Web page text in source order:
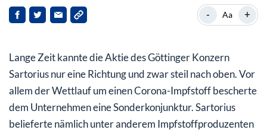
Sartorius – Spezialist für die Pharma- und Laborbranche
Sartorius mit Milliardenübernahme
Mögliche Kapitalerhöhung drückt auf die Stimmung der
Anleger
- Aa +
Lange Zeit kannte die Aktie des Göttinger Konzern
Sartorius nur eine Richtung und zwar steil nach oben. Vor
allem der Wettlauf um einen Corona-Impfstoff bescherte
dem Unternehmen eine Sonderkonjunktur. Sartorius
belieferte nämlich unter anderem Impfstoffproduzenten